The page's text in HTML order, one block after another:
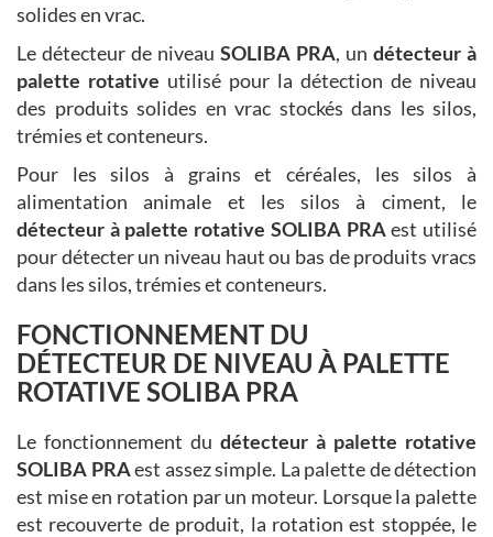
solides en vrac.
Le détecteur de niveau SOLIBA PRA, un détecteur à
palette rotative utilisé pour la détection de niveau
des produits solides en vrac stockés dans les silos,
trémies et conteneurs.
Pour les silos à grains et céréales, les silos à
alimentation animale et les silos à ciment, le
détecteur à palette rotative SOLIBA PRAest utilisé
pour détecter un niveau haut ou bas de produits vracs
dans les silos, trémies et conteneurs.
FONCTIONNEMENT DU
DÉTECTEUR DE NIVEAU À PALETTE
ROTATIVE SOLIBA PRA
Le fonctionnement du détecteur à palette rotative
SOLIBA PRAest assez simple. La palette de détection
est mise en rotation par un moteur. Lorsque la palette
est recouverte de produit, la rotation est stoppée, le